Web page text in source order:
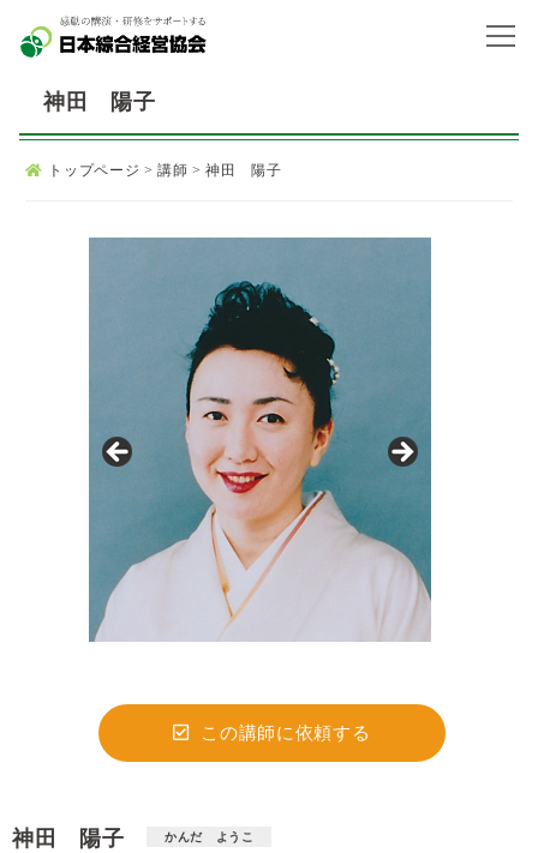
神田 陽子
トップページ >講師 >神田 陽子
この講師に依頼する
神田 陽子 かんだ ようこ